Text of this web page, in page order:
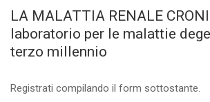
LA MALATTIA RENALE
laboratorio per le malattie
terzo millennio
Registrati compilando il form sottostante.